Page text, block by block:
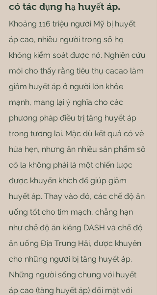
có tác dụng hạ huyết áp.
Khoảng 116 triệu người Mỹ bị huyết
áp cao, nhiều người trong số họ
không kiểm soát được nó. Nghiên cứu
mới cho thấy rằng tiêu thụ cacao làm
giảm huyết áp ở người lớn khỏe
mạnh, mang lại ý nghĩa cho các
phương pháp điều trị tăng huyết áp
trong tương lai. Mặc dù kết quả có vẻ
hứa hẹn, nhưng ăn nhiều sản phẩm sô
cô la không phải là một chiến lược
được khuyến khích để giúp giảm
huyết áp. Thay vào đó, các chế độ ăn
uống tốt cho tim mạch, chẳng hạn
như chế độ ăn kiêng DASH và chế độ
ăn uống Địa Trung Hải, được khuyên
cho những người bị tăng huyết áp.
Những người sống chung với huyết
áp cao (tăng huyết áp) đối mặt với